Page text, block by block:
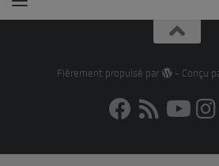
Fièrement propulsé par - Conçu